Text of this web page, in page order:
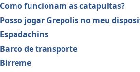
Como funcionam as catapultas?
Posso jogar Grepolis no meu
Espadachins
Barco de transporte
Birreme